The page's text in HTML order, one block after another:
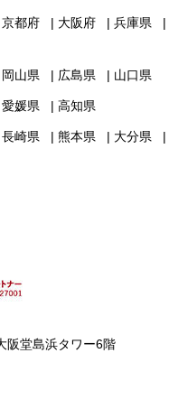
京都府 大阪府 兵庫県
岡山県 広島県 山口県
愛媛県 高知県
長崎県 熊本県 大分県
堂島浜タワー6階